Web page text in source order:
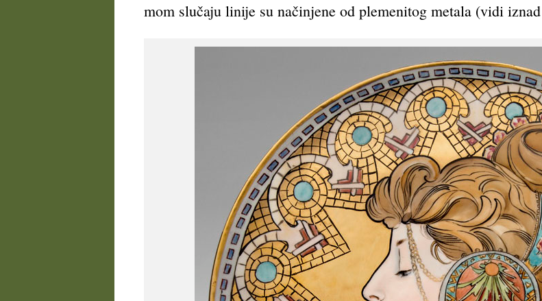
mom slučaju linije su načinjene od plemenitog metala (vidi